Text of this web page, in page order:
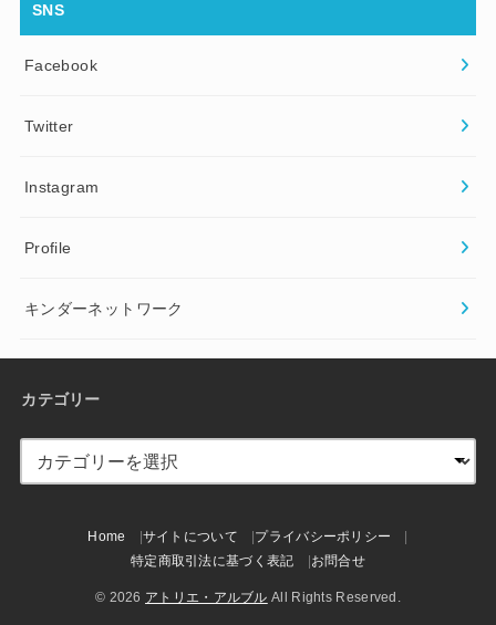
SNS
Facebook
Twitter
Instagram
Profile
キンダーネットワーク
カテゴリー
Home サイトについて
プライバシーポリシー
特定商取引法に基づく表記
お問合せ
© 2026 アトリエ・アルブル All Rights Reserved.